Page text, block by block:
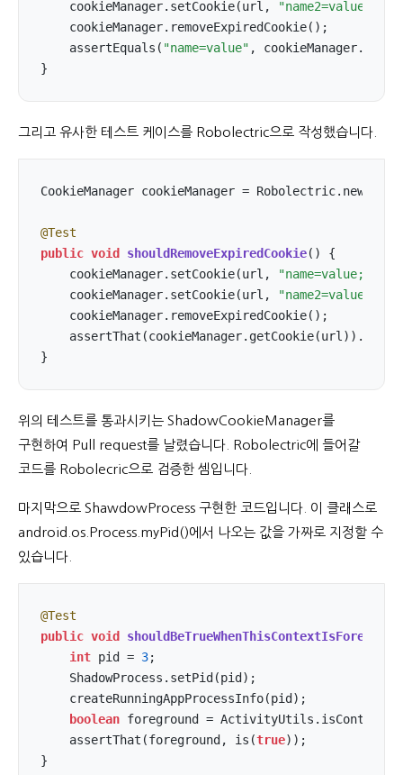
    cookieManager.setCookie(url,
"name2=value2;
    cookieManager.removeExpiredCookie();
    assertEquals(
"name=value" ,
}
그리고 유사한 테스트 케이스를 Robolectric으로 작성했습니다.
CookieManager cookieManager =
@Test
public void shouldRemoveExpiredCookie()
{
    cookieManager.setCookie(url,
"name=value;
    cookieManager.setCookie(url,
"name2=value2;
    cookieManager.removeExpiredCookie();
}
위의 테스트를 통과시키는 ShadowCookieManager를
구현하여 Pull request를 날렸습니다. Robolectric에 들어갈
코드를 Robolecric으로 검증한 셈입니다.
마지막으로 ShawdowProcess 구현한 코드입니다. 이 클래스로
android.os.Process.myPid()에서 나오는 값을 가짜로 지정할 수
있습니다.
@Test
public void
int pid = 3;
    ShadowProcess.setPid(pid);
    createRunningAppProcessInfo(pid);
boolean foreground =
    assertThat(foreground, is(
true));
}